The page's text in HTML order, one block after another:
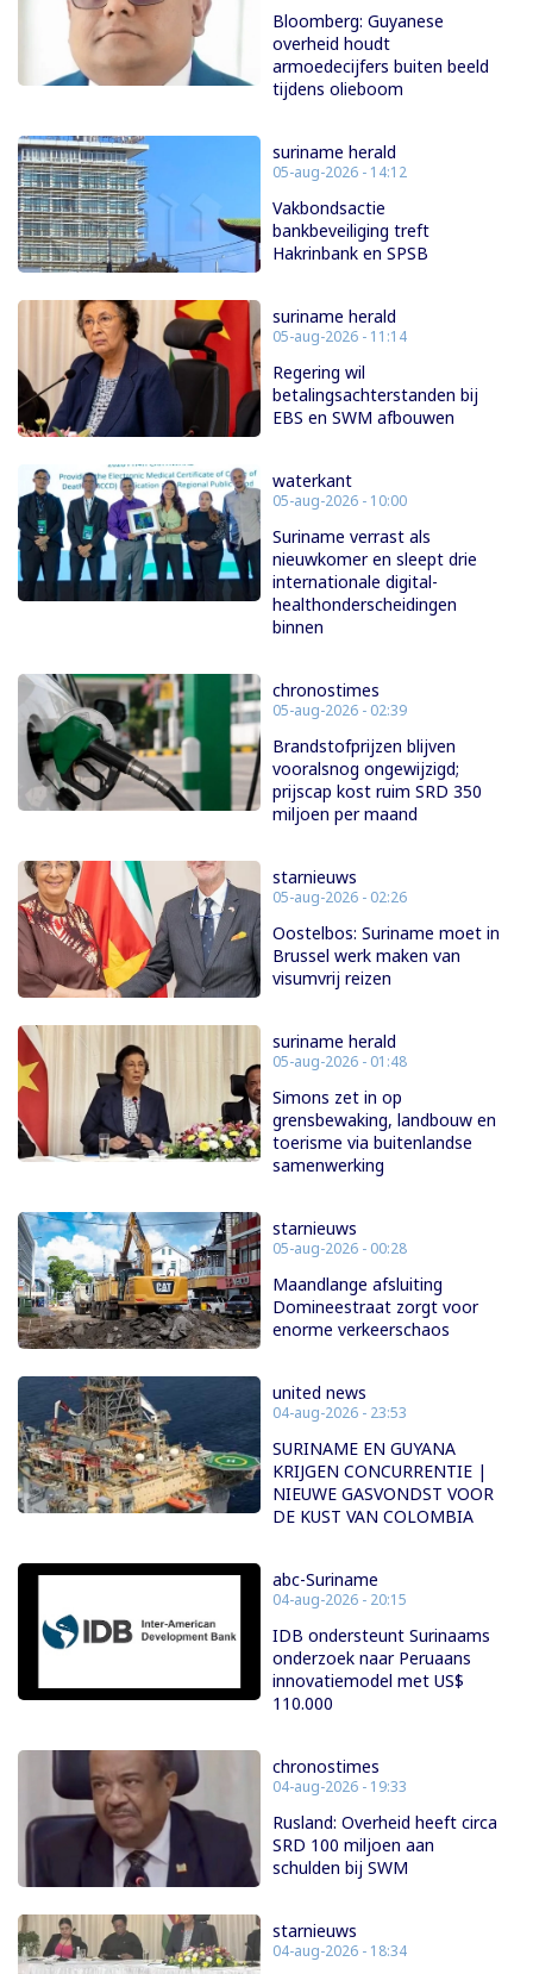
Bloomberg: Guyanese
overheid houdt
armoedecijfers buiten beeld
tijdens olieboom
suriname herald
05-aug-2026 - 14:12
Vakbondsactie
bankbeveiliging treft
Hakrinbank en SPSB
suriname herald
05-aug-2026 - 11:14
Regering wil
betalingsachterstanden bij
EBS en SWM afbouwen
waterkant
05-aug-2026 - 10:00
Suriname verrast als
nieuwkomer en sleept drie
internationale digital-
healthonderscheidingen
binnen
chronostimes
05-aug-2026 - 02:39
Brandstofprijzen blijven
vooralsnog ongewijzigd;
prijscap kost ruim SRD 350
miljoen per maand
starnieuws
05-aug-2026 - 02:26
Oostelbos: Suriname moet in
Brussel werk maken van
visumvrij reizen
suriname herald
05-aug-2026 - 01:48
Simons zet in op
grensbewaking, landbouw en
toerisme via buitenlandse
samenwerking
starnieuws
05-aug-2026 - 00:28
Maandlange afsluiting
Domineestraat zorgt voor
enorme verkeerschaos
united news
04-aug-2026 - 23:53
SURINAME EN GUYANA
KRIJGEN CONCURRENTIE |
NIEUWE GASVONDST VOOR
DE KUST VAN COLOMBIA
abc-Suriname
04-aug-2026 - 20:15
IDB ondersteunt Surinaams
onderzoek naar Peruaans
innovatiemodel met US$
110.000
chronostimes
04-aug-2026 - 19:33
Rusland: Overheid heeft circa
SRD 100 miljoen aan
schulden bij SWM
starnieuws
04-aug-2026 - 18:34